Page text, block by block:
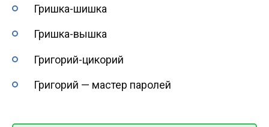
Гришка-шишка
Гришка-вышка
Григорий-цикорий
Григорий — мастер паролей